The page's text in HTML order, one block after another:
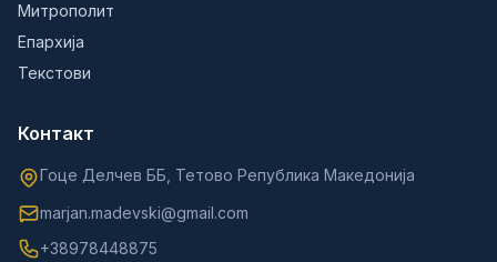
Митрополит
Епархија
Текстови
Контакт
Гоце Делчев ББ, Тетово Република Македонија
marjan.madevski@gmail.com
+38978448875